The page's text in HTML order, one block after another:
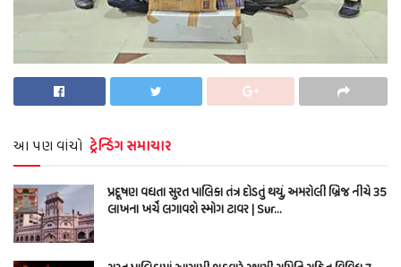
આ પણ વાંચો ટ્રેન્ડિંગ સમાચાર
પ્રદૂષણ વધતા સુરત પાલિકા તંત્ર દોડતું થયું, અમરોલી બ્રિજ નીચે 35
લાખના ખર્ચે લગાવશે સ્મોગ ટાવર | Sur…